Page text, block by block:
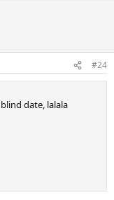
#24
date, lalala